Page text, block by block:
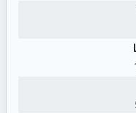
automóvil
plug play and
coche está
alta calidad y
dejará rastros
dañará la